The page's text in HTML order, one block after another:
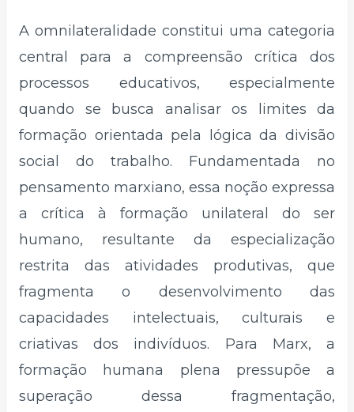
A omnilateralidade constitui uma categoria
central para a compreensão crítica dos
processos educativos, especialmente
quando se busca analisar os limites da
formação orientada pela lógica da divisão
social do trabalho. Fundamentada no
pensamento marxiano, essa noção expressa
a crítica à formação unilateral do ser
humano, resultante da especialização
restrita das atividades produtivas, que
fragmenta o desenvolvimento das
capacidades intelectuais, culturais e
criativas dos indivíduos. Para Marx, a
formação humana plena pressupõe a
superação dessa fragmentação,